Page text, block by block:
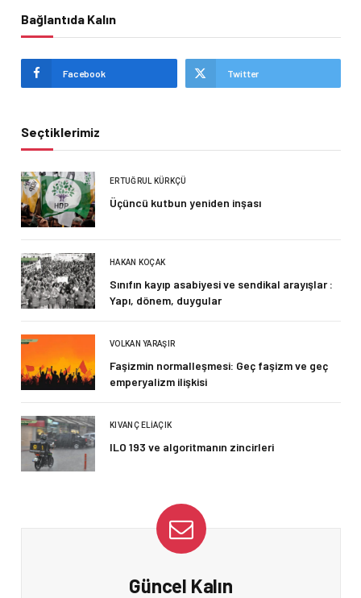
Bağlantıda Kalın
Facebook Twitter
Seçtiklerimiz
ERTUĞRUL KÜRKÇÜ
Üçüncü kutbun yeniden inşası
HAKAN KOÇAK
Sınıfın kayıp asabiyesi ve sendikal arayışlar :
Yapı, dönem, duygular
VOLKAN YARAŞIR
Faşizmin normalleşmesi: Geç faşizm ve geç
emperyalizm ilişkisi
KIVANÇ ELIAÇIK
ILO 193 ve algoritmanın zincirleri
Güncel Kalın